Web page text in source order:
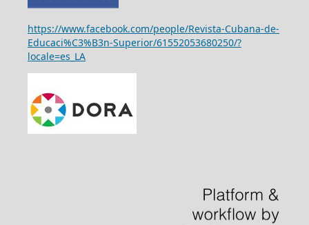
https://www.facebook.com/people/Revista-Cubana-de-
Educaci%C3%B3n-Superior/61552053680250/?
locale=es_LA